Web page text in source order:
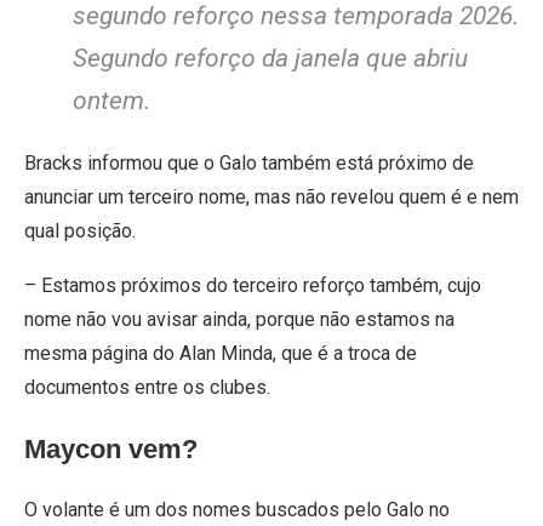
segundo reforço nessa temporada 2026.
Segundo reforço da janela que abriu
ontem.
Bracks informou que o Galo também está próximo de
anunciar um terceiro nome, mas não revelou quem é e nem
qual posição.
– Estamos próximos do terceiro reforço também, cujo
nome não vou avisar ainda, porque não estamos na
mesma página do Alan Minda, que é a troca de
documentos entre os clubes.
Maycon vem?
O volante é um dos nomes buscados pelo Galo no